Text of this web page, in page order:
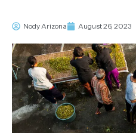
Nody Arizona August 26, 2023